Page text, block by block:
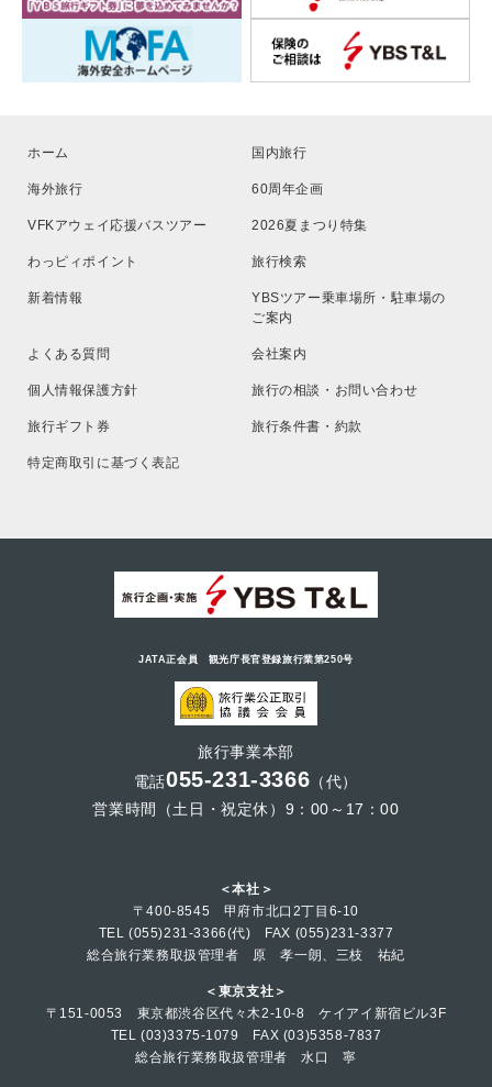
ホーム 国内旅行
海外旅行 60周年企画
VFKアウェイ応援バスツアー 2026夏まつり特集
わっピィポイント 旅行検索
新着情報
YBSツアー乗車場所・駐車場の
ご案内
よくある質問 会社案内
個人情報保護方針 旅行の相談・お問い合わせ
旅行ギフト券 旅行条件書・約款
特定商取引に基づく表記
JATA正会員 観光庁長官登録旅行業第250号
旅行事業本部
電話055-231-3366 （代）
営業時間（土日・祝定休）9：00～17：00
＜本社＞
〒400-8545 甲府市北口2丁目6-10
TEL (055)231-3366(代) FAX (055)231-3377
総合旅行業務取扱管理者 原 孝一朗、三枝 祐紀
＜東京支社＞
〒151-0053 東京都渋谷区代々木2-10-8 ケイアイ新宿ビル3F
TEL (03)3375-1079 FAX (03)5358-7837
総合旅行業務取扱管理者 水口 寧